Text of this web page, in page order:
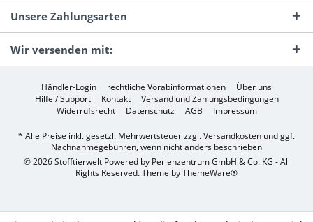
Unsere Zahlungsarten
Wir versenden mit:
Händler-Login rechtliche Vorabinformationen
Über uns
Hilfe / Support
Kontakt
Versand und Zahlungsbedingungen
Widerrufsrecht
Datenschutz AGB Impressum
* Alle Preise inkl. gesetzl. Mehrwertsteuer zzgl.Versandkosten und ggf.
Nachnahmegebühren, wenn nicht anders beschrieben
© 2026 Stofftierwelt Powered by Perlenzentrum GmbH & Co. KG - All
Rights Reserved. Theme byThemeWare®